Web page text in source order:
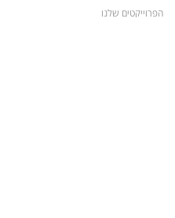
הפרוייקטים שלנו